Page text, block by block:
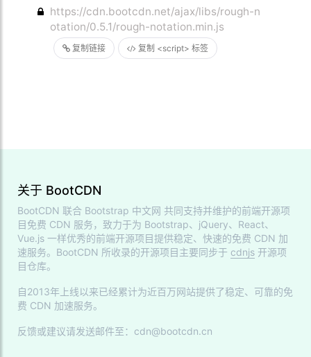
复制链接 复制 <script> 标签
https://cdn.bootcdn.net/ajax/libs/rough-n
otation/0.5.1/rough-notation.min.js
关于 BootCDN
BootCDN 联合 Bootstrap 中文网 共同支持并维护的前端开源项
目免费 CDN 服务，致力于为 Bootstrap、jQuery、React、
Vue.js 一样优秀的前端开源项目提供稳定、快速的免费 CDN 加
速服务。BootCDN 所收录的开源项目主要同步于 cdnjs 开源项
目仓库。
自2013年上线以来已经累计为近百万网站提供了稳定、可靠的免
费 CDN 加速服务。
反馈或建议请发送邮件至：cdn@bootcdn.cn